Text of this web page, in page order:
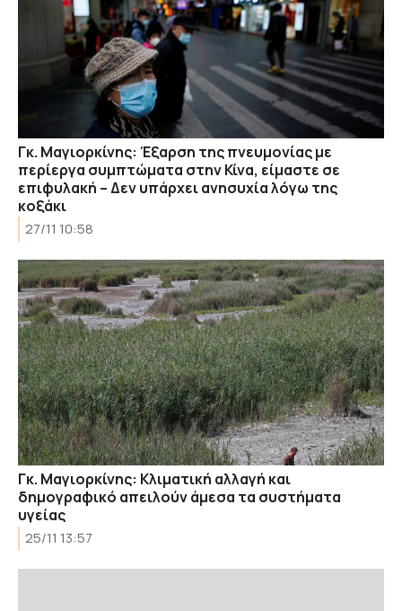
Γκ. Μαγιορκίνης: Έξαρση της πνευμονίας με
περίεργα συμπτώματα στην Κίνα, είμαστε σε
επιφυλακή – Δεν υπάρχει ανησυχία λόγω της
κοξάκι
27/11 10:58
Γκ. Μαγιορκίνης: Κλιματική αλλαγή και
δημογραφικό απειλούν άμεσα τα συστήματα
υγείας
25/11 13:57